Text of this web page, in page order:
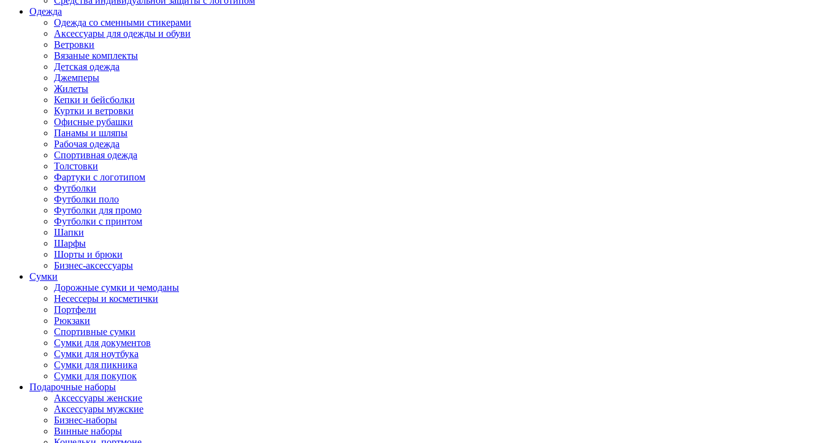
Одежда
Одежда со сменными стикерами
Аксессуары для одежды и обуви
Ветровки
Вязаные комплекты
Детская одежда
Джемперы
Жилеты
Кепки и бейсболки
Куртки и ветровки
Офисные рубашки
Панамы и шляпы
Рабочая одежда
Спортивная одежда
Толстовки
Фартуки с логотипом
Футболки
Футболки поло
Футболки для промо
Футболки с принтом
Шапки
Шарфы
Шорты и брюки
Бизнес-аксессуары
Сумки
Дорожные сумки и чемоданы
Несессеры и косметички
Портфели
Рюкзаки
Спортивные сумки
Сумки для документов
Сумки для ноутбука
Сумки для пикника
Сумки для покупок
Подарочные наборы
Аксессуары женские
Аксессуары мужские
Бизнес-наборы
Винные наборы